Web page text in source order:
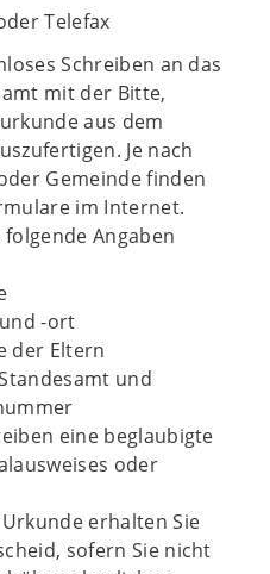
Telefax
Schreiben an das
mit der Bitte,
aus dem
Je nach
Gemeinde finden
im Internet.
Angaben
-ort
der Eltern
und
eine beglaubigte
oder
erhalten Sie
sofern Sie nicht